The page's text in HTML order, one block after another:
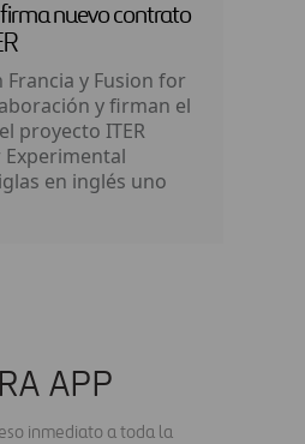
nuevo contrato
y Fusion for
y firman el
proyecto ITER
en inglés uno
APP
inmediato a toda la